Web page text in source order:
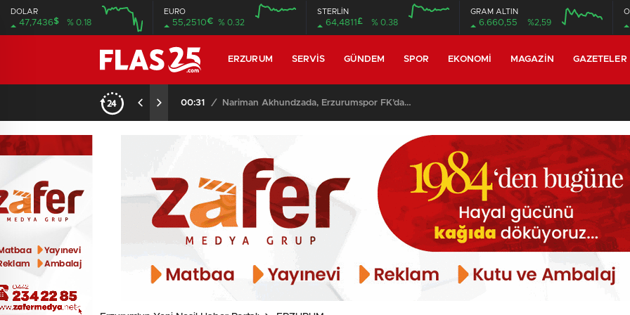
DOLAR
47,7436$ % 0.18
EURO
55,2510€ % 0.32
STERLİN
64,4811 £ % 0.38
GRAM ALTIN
6.660,55 %2,59
ERZURUM SERVIS GÜNDEM SPOR EKONOMI MAGAZIN GAZETELER
00:31 / Nariman Akhundzada, Erzurumspor FK’da…